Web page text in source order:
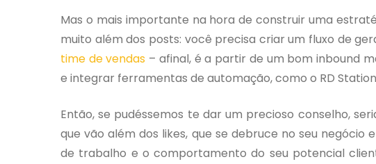
Mas o mais importante na hora de construir uma
muito além dos posts: você precisa criar um fluxo de
time de vendas – afinal, é a partir de um bom inbound
e integrar ferramentas de automação, como o RD
Então, se pudéssemos te dar um precioso conselho,
que vão além dos likes, que se debruce no seu
de trabalho e o comportamento do seu potencial